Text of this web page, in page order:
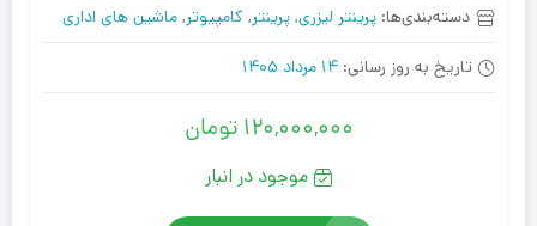
دسته‌بندی‌ها: پرینتر لیزری, پرینتر, کامپیوتر, ماشین های اداری
تاریخ به روز رسانی: 14 مرداد 1405
120,000,000 تومان
موجود در انبار